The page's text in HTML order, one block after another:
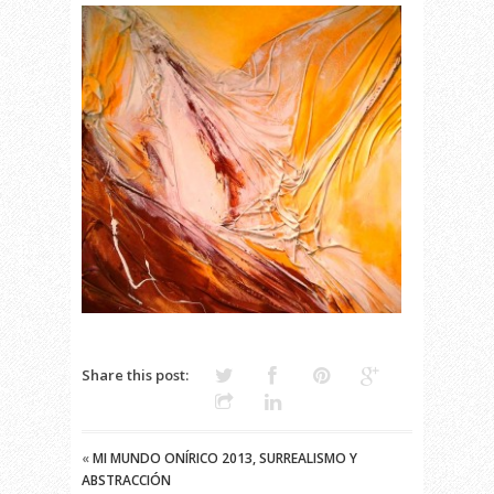
Share this post:
«MI MUNDO ONÍRICO 2013, SURREALISMO Y
ABSTRACCIÓN